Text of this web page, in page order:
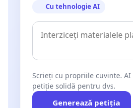
Cu tehnologie AI
Scrieți cu propriile cuvinte. AI
petiție solidă pentru dvs.
Generează petiția